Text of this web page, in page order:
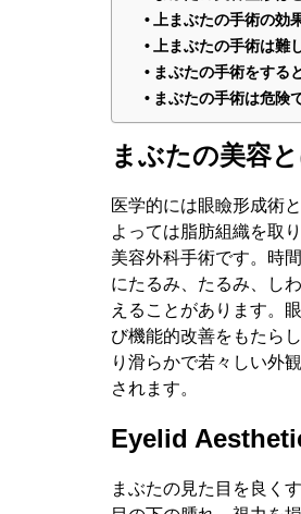
上まぶたの手術の効
上まぶたの手術は難
まぶたの手術をする
まぶたの手術は危険
まぶたの美容
医学的には眼瞼形成術
よっては脂肪組織を取
美容外科手術です。時
にたるみ、たるみ、し
えることがあります。
び機能的改善をもたら
り滑らかで若々しい外
されます。
Eyelid
まぶたの見た目を良く